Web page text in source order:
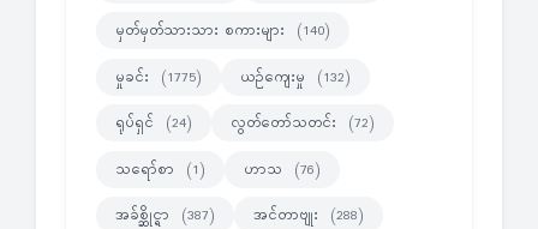
မှတ်မှတ်သားသား စကားများ (140)
မှုခင်း (1775) ယဉ်ကျေးမှု (132)
ရုပ်ရှင် (24) လွတ်တော်သတင်း (72)
သရော်စာ (1) ဟာသ (76)
အခ်စ္ဆိုင္ရာ (387) အင်တာဗျုး (288)